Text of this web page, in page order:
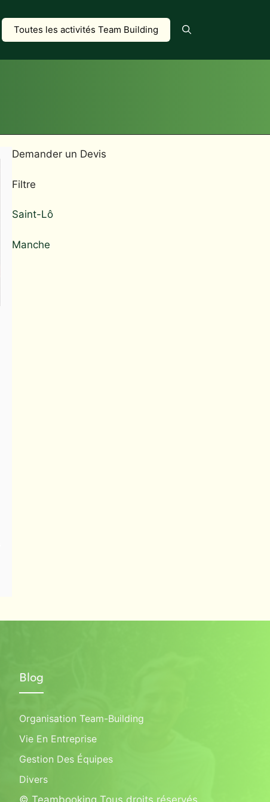
Toutes les activités Team Building
Demander un Devis
Filtre
Saint-Lô
Manche
Blog
Organisation Team-Building
Vie En Entreprise
Gestion Des Équipes
Divers
© Teambooking Tous droits réservés